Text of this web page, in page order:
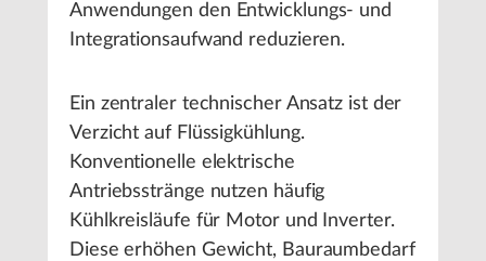
Anwendungen den Entwicklungs- und
Integrationsaufwand reduzieren.
Ein zentraler technischer Ansatz ist der
Verzicht auf Flüssigkühlung.
Konventionelle elektrische
Antriebsstränge nutzen häufig
Kühlkreisläufe für Motor und Inverter.
Diese erhöhen Gewicht, Bauraumbedarf